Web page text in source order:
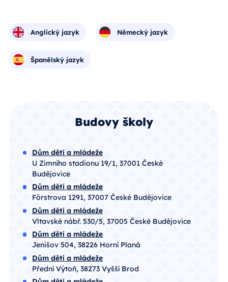
Anglický jazyk Německý jazyk
Španělský jazyk
Budovy školy
Dům dětí a mládeže
U Zimního stadionu 19/1, 37001 České
Budějovice
Dům dětí a mládeže
Förstrova 1291, 37007 České Budějovice
Dům dětí a mládeže
Vltavské nábř. 530/5, 37005 České Budějovice
Dům dětí a mládeže
Jenišov 504, 38226 Horní Planá
Dům dětí a mládeže
Přední Výtoň, 38273 Vyšší Brod